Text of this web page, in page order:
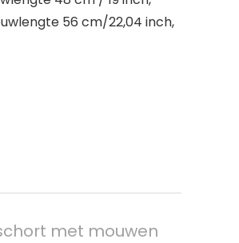
56 cm/22,04 inch,
met mouwen